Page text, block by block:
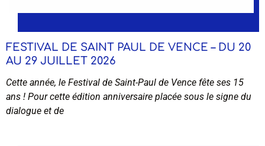
FESTIVAL DE SAINT PAUL DE VENCE – DU 20
AU 29 JUILLET 2026
Cette année, le Festival de Saint-Paul de Vence fête ses 15
ans ! Pour cette édition anniversaire placée sous le signe du
dialogue et de